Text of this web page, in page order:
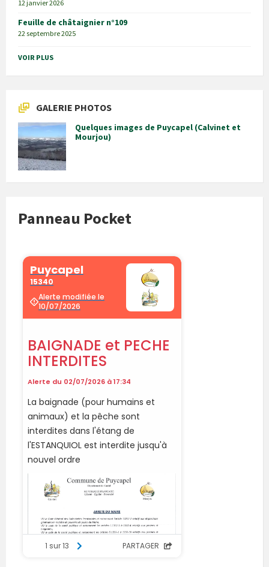
12 janvier 2026
Feuille de châtaignier n°109
22 septembre 2025
VOIR PLUS
GALERIE PHOTOS
Quelques images de Puycapel (Calvinet et
Mourjou)
Panneau Pocket